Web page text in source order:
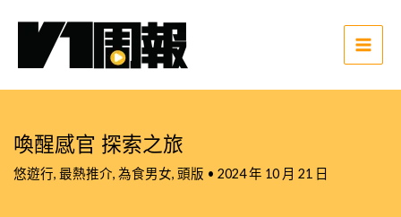
Main
喚醒感官 探索之旅
悠遊行, 最熱推介, 為食男女, 頭版 • 2024 年 10 月 21 日